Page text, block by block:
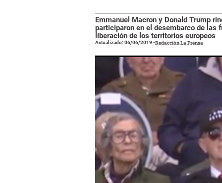
Emmanuel Macron y Donald Trump
participaron en el desembarco de las
liberación de los territorios europeos
Actualizado: 06/06/2019-Redacción La Prensa